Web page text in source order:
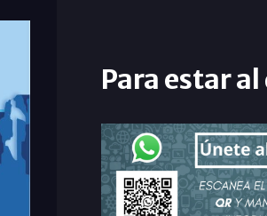
Para estar al